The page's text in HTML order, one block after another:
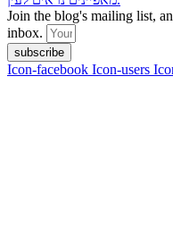
Join the blog's mailing list,
inbox.
subscribe
Icon-facebook Icon-users